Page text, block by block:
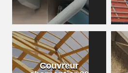
Couvreur